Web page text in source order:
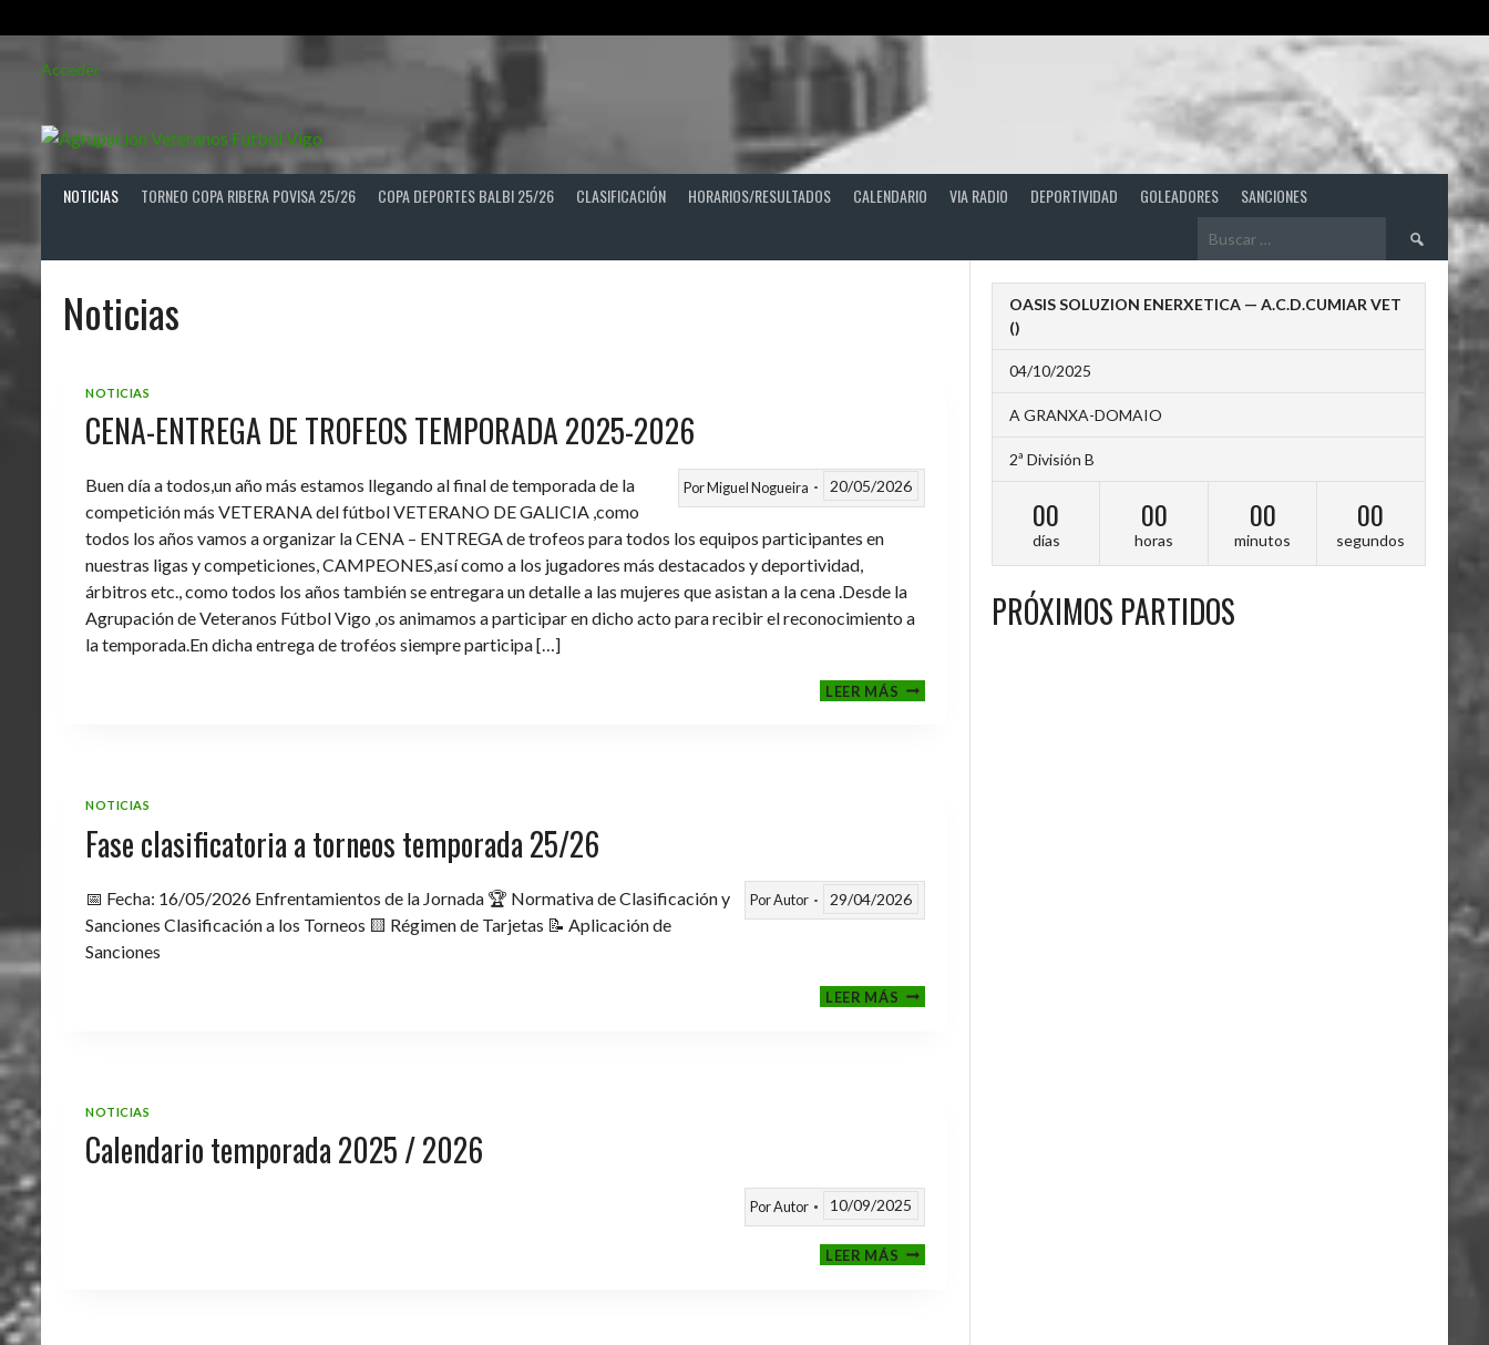
Acceder
NOTICIAS TORNEO COPA RIBERA POVISA 25/26 COPA DEPORTES BALBI 25/26 CLASIFICACIÓN HORARIOS/RESULTADOS CALENDARIO VIA RADIO DEPORTIVIDAD GOLEADORES SANCIONES
Buscar:
Noticias
NOTICIAS
CENA-ENTREGA DE TROFEOS TEMPORADA 2025-2026
PorMiguel Nogueira 20/05/2026
Buen día a todos,un año más estamos llegando al final de temporada de la
competición más VETERANA del fútbol VETERANO DE GALICIA ,como
todos los años vamos a organizar la CENA – ENTREGA de trofeos para todos los equipos participantes en
nuestras ligas y competiciones, CAMPEONES,así como a los jugadores más destacados y deportividad,
árbitros etc., como todos los años también se entregara un detalle a las mujeres que asistan a la cena .Desde la
Agrupación de Veteranos Fútbol Vigo ,os animamos a participar en dicho acto para recibir el reconocimiento a
la temporada.En dicha entrega de troféos siempre participa […]
LEER MÁSCENA-
ENTREGA
NOTICIAS
Fase clasificatoria a torneos temporada 25/26
PorAutor 29/04/2026
📅 Fecha: 16/05/2026 Enfrentamientos de la Jornada 🏆 Normativa de Clasificación y
Sanciones Clasificación a los Torneos 🟨 Régimen de Tarjetas 📝 Aplicación de
Sanciones
LEER MÁSFASE
CLASIFICATORIA
NOTICIAS
Calendario temporada 2025 / 2026
PorAutor 10/09/2025
LEER MÁSCALENDARIO
TEMPORADA
OASIS SOLUZION ENERXETICA — A.C.D.CUMIAR VET
()
04/10/2025
A GRANXA-DOMAIO
2ª División B
00
días
00
horas
00
minutos
00
segundos
PRÓXIMOS PARTIDOS